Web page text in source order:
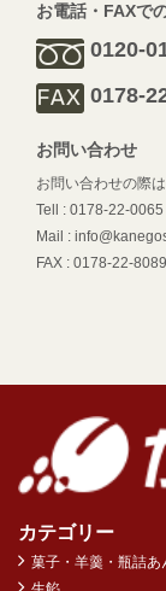
お電話・FAXで
0120-
0178-
お問い合わせ
お問い合わせの際
Tell : 0178-22-0065
Mail :
FAX : 0178-22-8089
カテゴリー
菓子・羊羹・瓶詰あ